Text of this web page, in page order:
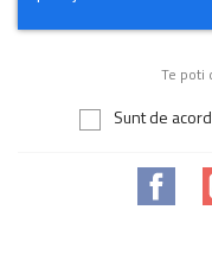
Te poti
Sunt de